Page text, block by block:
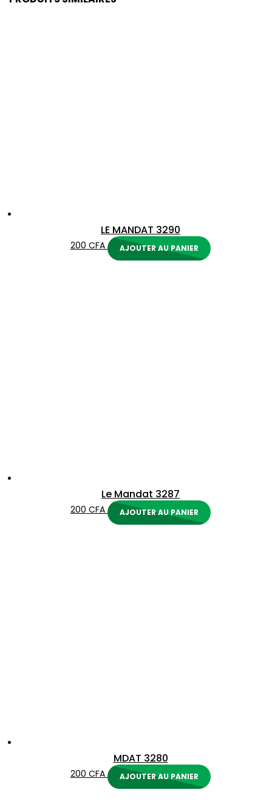
LE MANDAT 3290
200 CFA AJOUTER AU PANIER
Le Mandat 3287
200 CFA AJOUTER AU PANIER
MDAT 3280
200 CFA AJOUTER AU PANIER